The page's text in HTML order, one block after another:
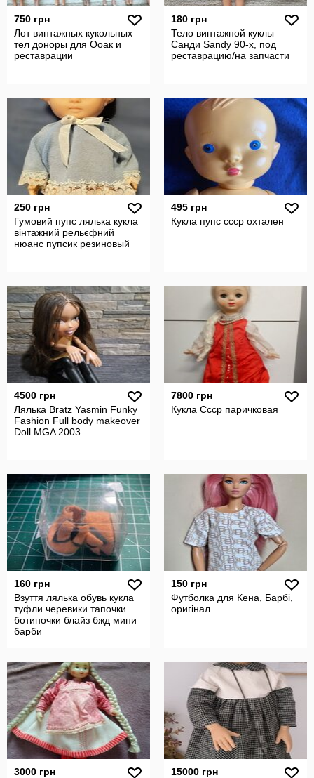
750 грн
Лот винтажных кукольных
тел доноры для Ооак и
реставрации
180 грн
Тело винтажной куклы
Санди Sandy 90-х, под
реставрацию/на запчасти
250 грн
Гумовий пупс лялька кукла
вінтажний рельєфний
нюанс пупсик резиновый
495 грн
Кукла пупс ссср охтален
4500 грн
Лялька Bratz Yasmin Funky
Fashion Full body makeover
Doll MGA 2003
7800 грн
Кукла Ссср паричковая
160 грн
Взуття лялька обувь кукла
туфли черевики тапочки
ботиночки блайз бжд мини
барби
150 грн
Футболка для Кена, Барбі,
оригінал
3000 грн 15000 грн